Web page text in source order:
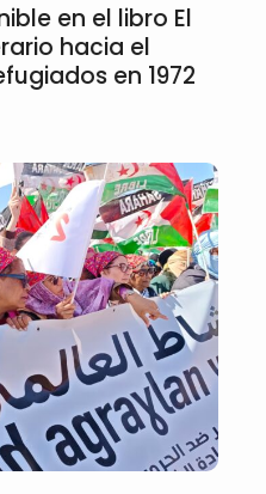
en el libro El
hacia el
en 1972